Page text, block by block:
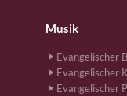
Musik
Evangelischer
Evangelischer
Evangelischer